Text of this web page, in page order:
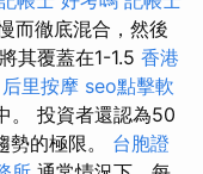
而徹底混合，然後
其覆蓋在1-1.5 香港
后里按摩 seo點擊軟
。 投資者還認為50
勢的極限。 台胞證